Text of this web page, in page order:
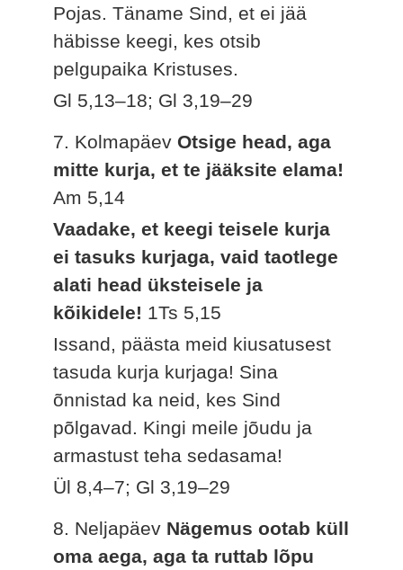
Pojas. Täname Sind, et ei jää
häbisse keegi, kes otsib
pelgupaika Kristuses.
Gl 5,13–18; Gl 3,19–29
7. Kolmapäev Otsige head, aga
mitte kurja, et te jääksite elama!
Am 5,14
Vaadake, et keegi teisele kurja
ei tasuks kurjaga, vaid taotlege
alati head üksteisele ja
kõikidele! 1Ts 5,15
Issand, päästa meid kiusatusest
tasuda kurja kurjaga! Sina
õnnistad ka neid, kes Sind
põlgavad. Kingi meile jõudu ja
armastust teha sedasama!
Ül 8,4–7; Gl 3,19–29
8. Neljapäev Nägemus ootab küll
oma aega, aga ta ruttab lõpu